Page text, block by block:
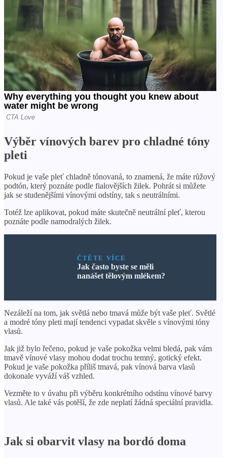
Výběr vínových barev pro chladné tóny
pleti
Pokud je vaše pleť chladně tónovaná, to znamená, že máte růžový
podtón, který poznáte podle fialovějších žilek. Pohrát si můžete
jak se studenějšími vínovými odstíny, tak s neutrálními.
Totéž lze aplikovat, pokud máte skutečně neutrální pleť, kterou
poznáte podle namodralých žilek.
ČTĚTE VÍCE
Jak často byste se měli
nanášet tělovým mlékem?
Nezáleží na tom, jak světlá nebo tmavá může být vaše pleť. Světlé
a modré tóny pleti mají tendenci vypadat skvěle s vínovými tóny
vlasů.
Jak již bylo řečeno, pokud je vaše pokožka velmi bledá, pak vám
tmavě vínové vlasy mohou dodat trochu temný, gotický efekt.
Pokud je vaše pokožka příliš tmavá, pak vínová barva vlasů
dokonale vyváží váš vzhled.
Vezměte to v úvahu při výběru konkrétního odstínu vínové barvy
vlasů. Ale také vás potěší, že zde neplatí žádná speciální pravidla.
Jak si obarvit vlasy na bordó doma